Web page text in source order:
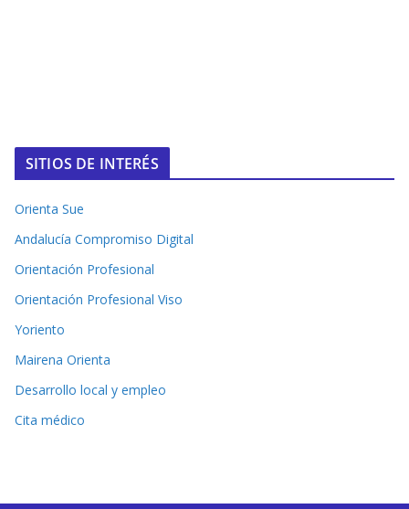
SITIOS DE INTERÉS
Orienta Sue
Andalucía Compromiso Digital
Orientación Profesional
Orientación Profesional Viso
Yoriento
Mairena Orienta
Desarrollo local y empleo
Cita médico